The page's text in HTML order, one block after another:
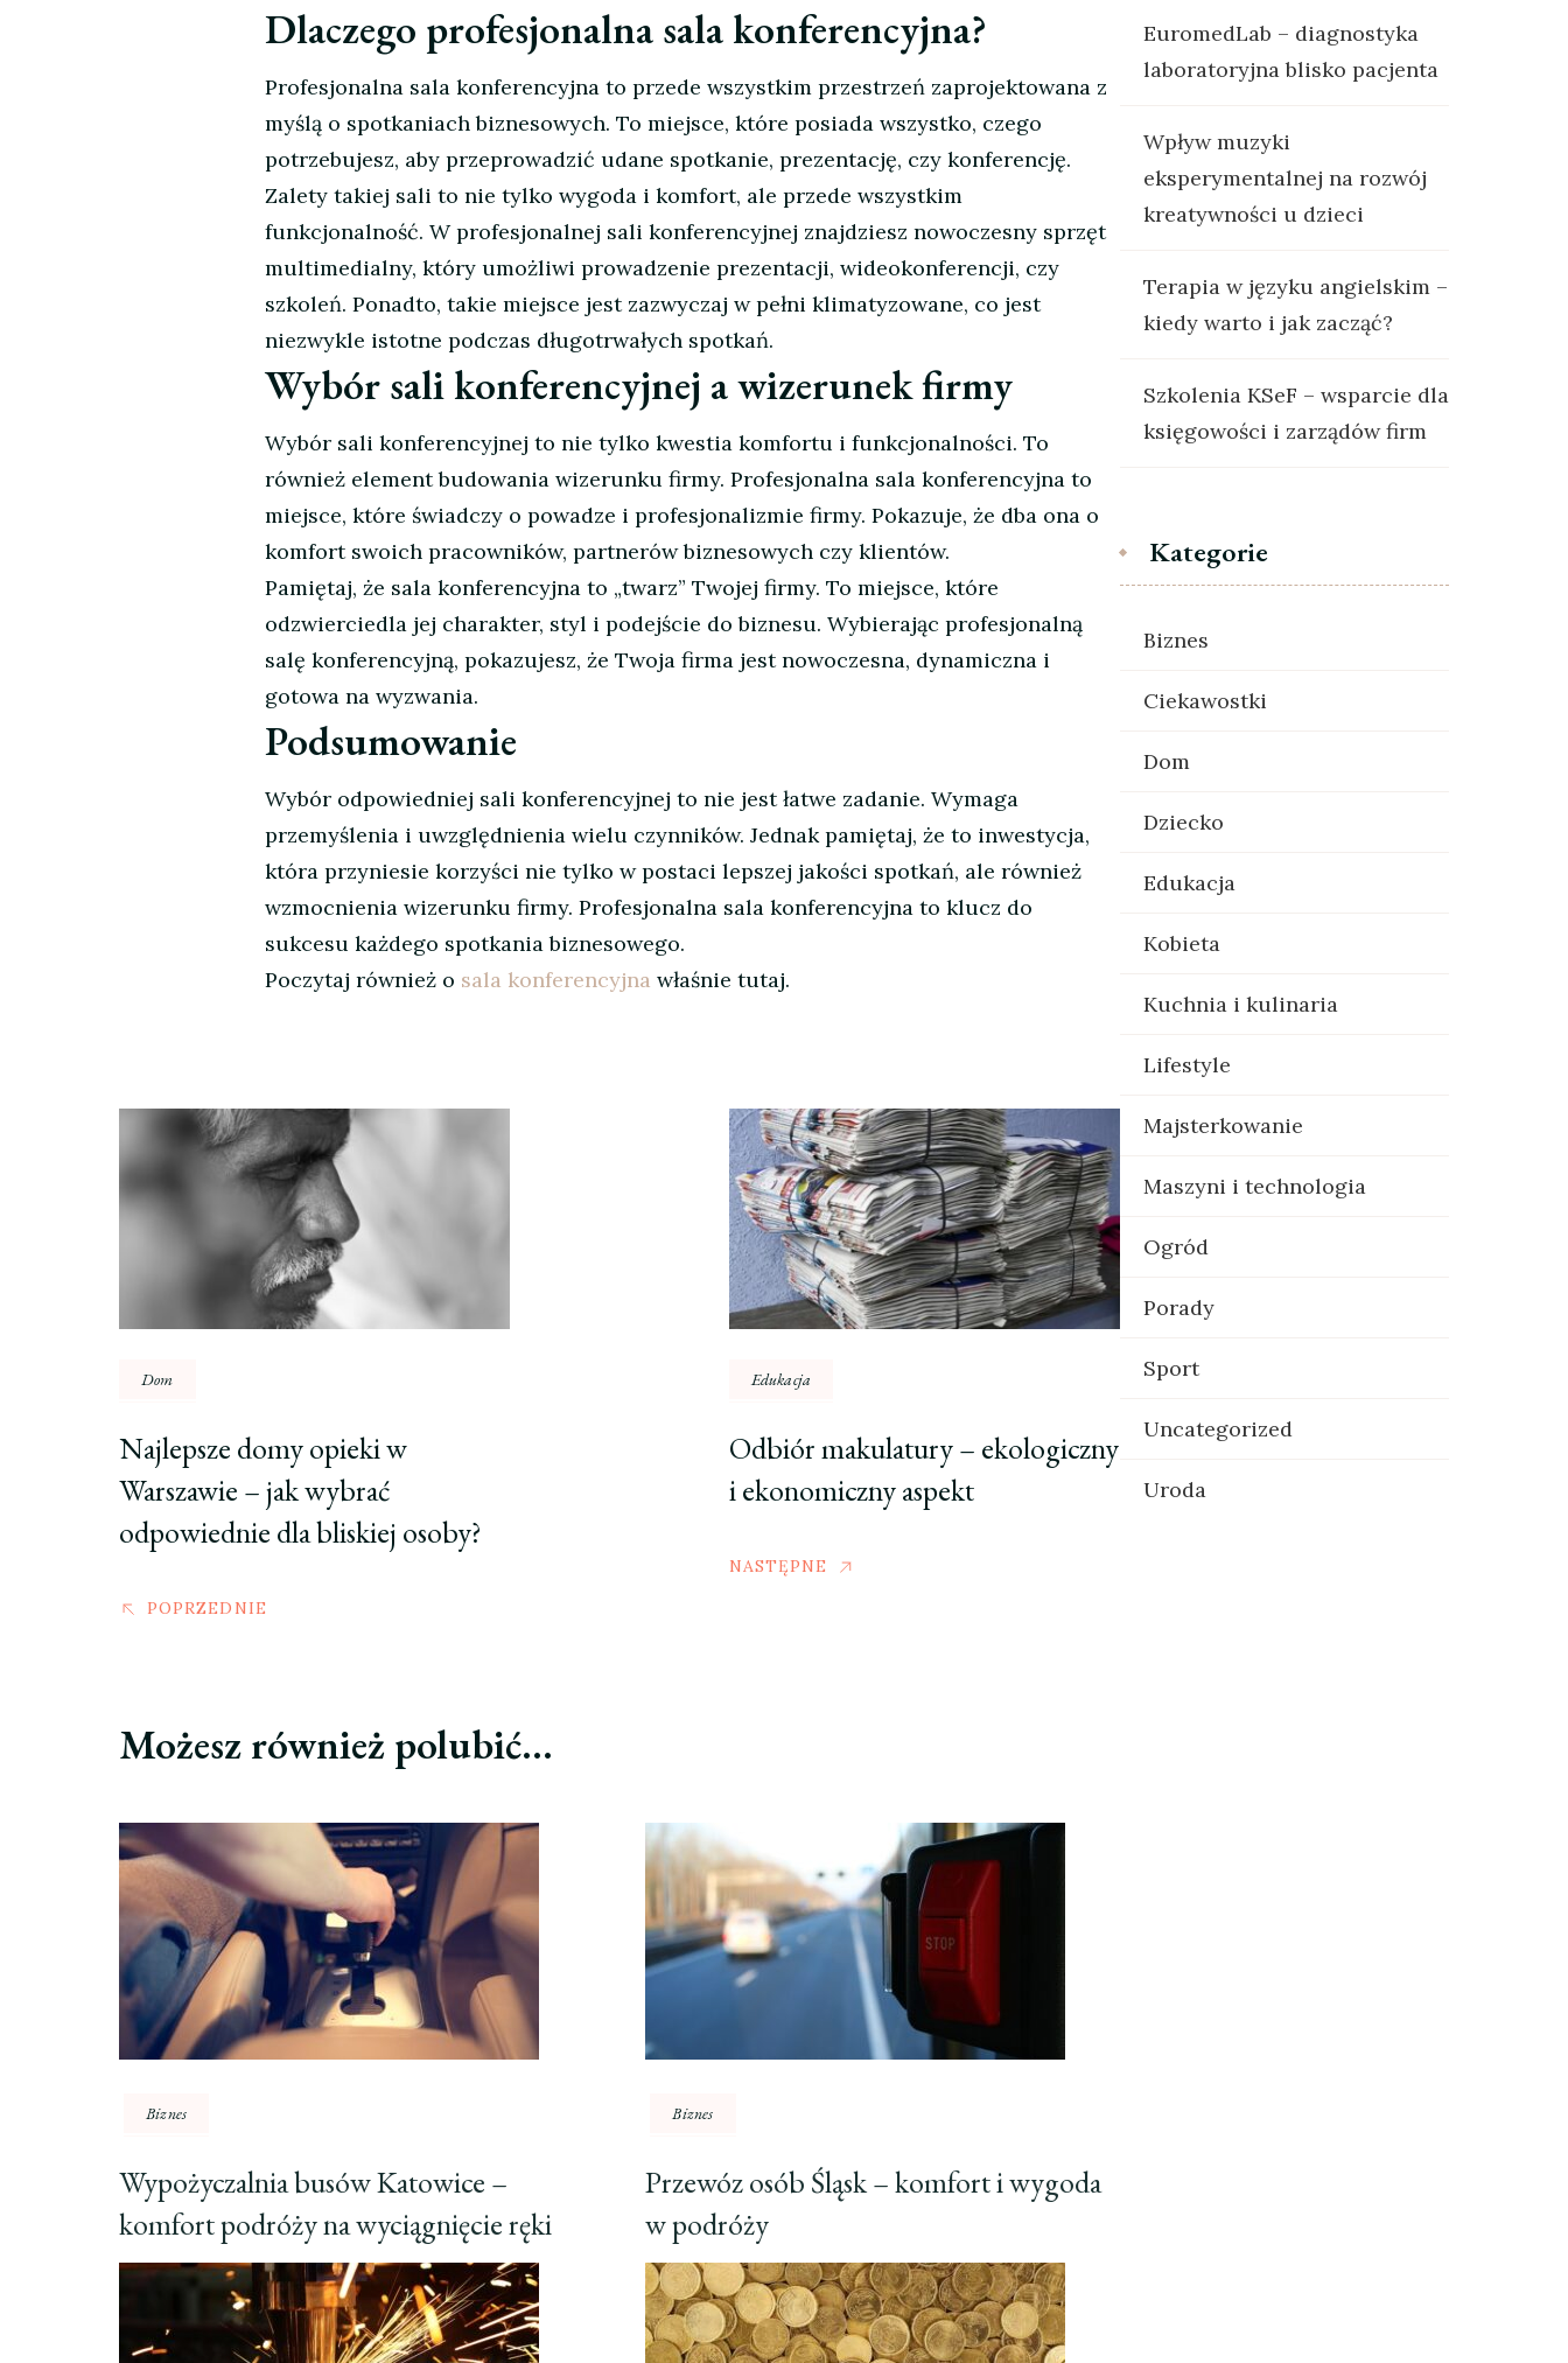
Dlaczego profesjonalna sala konferencyjna?
Profesjonalna sala konferencyjna to przede wszystkim przestrzeń zaprojektowana z
myślą o spotkaniach biznesowych. To miejsce, które posiada wszystko, czego
potrzebujesz, aby przeprowadzić udane spotkanie, prezentację, czy konferencję.
Zalety takiej sali to nie tylko wygoda i komfort, ale przede wszystkim
funkcjonalność. W profesjonalnej sali konferencyjnej znajdziesz nowoczesny sprzęt
multimedialny, który umożliwi prowadzenie prezentacji, wideokonferencji, czy
szkoleń. Ponadto, takie miejsce jest zazwyczaj w pełni klimatyzowane, co jest
niezwykle istotne podczas długotrwałych spotkań.
Wybór sali konferencyjnej a wizerunek firmy
Wybór sali konferencyjnej to nie tylko kwestia komfortu i funkcjonalności. To
również element budowania wizerunku firmy. Profesjonalna sala konferencyjna to
miejsce, które świadczy o powadze i profesjonalizmie firmy. Pokazuje, że dba ona o
komfort swoich pracowników, partnerów biznesowych czy klientów.
Pamiętaj, że sala konferencyjna to „twarz” Twojej firmy. To miejsce, które
odzwierciedla jej charakter, styl i podejście do biznesu. Wybierając profesjonalną
salę konferencyjną, pokazujesz, że Twoja firma jest nowoczesna, dynamiczna i
gotowa na wyzwania.
Podsumowanie
Wybór odpowiedniej sali konferencyjnej to nie jest łatwe zadanie. Wymaga
przemyślenia i uwzględnienia wielu czynników. Jednak pamiętaj, że to inwestycja,
która przyniesie korzyści nie tylko w postaci lepszej jakości spotkań, ale również
wzmocnienia wizerunku firmy. Profesjonalna sala konferencyjna to klucz do
sukcesu każdego spotkania biznesowego.
Poczytaj również o sala konferencyjna właśnie tutaj.
Nawigacja
wpisu
Dom
Najlepsze domy opieki w
Warszawie – jak wybrać
odpowiednie dla bliskiej osoby?
POPRZEDNIE
Edukacja
Odbiór makulatury – ekologiczny
i ekonomiczny aspekt
NASTĘPNE
Możesz również polubić…
Biznes
Wypożyczalnia busów Katowice –
komfort podróży na wyciągnięcie ręki
Biznes
Przewóz osób Śląsk – komfort i wygoda
w podróży
EuromedLab – diagnostyka
laboratoryjna blisko pacjenta
Wpływ muzyki
eksperymentalnej na rozwój
kreatywności u dzieci
Terapia w języku angielskim –
kiedy warto i jak zacząć?
Szkolenia KSeF – wsparcie dla
księgowości i zarządów firm
Kategorie
Biznes
Ciekawostki
Dom
Dziecko
Edukacja
Kobieta
Kuchnia i kulinaria
Lifestyle
Majsterkowanie
Maszyni i technologia
Ogród
Porady
Sport
Uncategorized
Uroda